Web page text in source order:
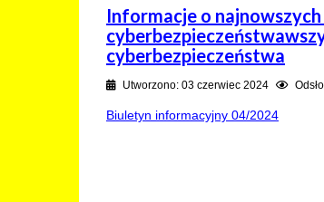
Informacje o
cyberbezpieczeństwa
Utworzono: 03 czerwiec 2024
Biuletyn informacyjny 04/2024